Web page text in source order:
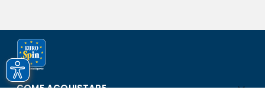
COME ACQUISTARE